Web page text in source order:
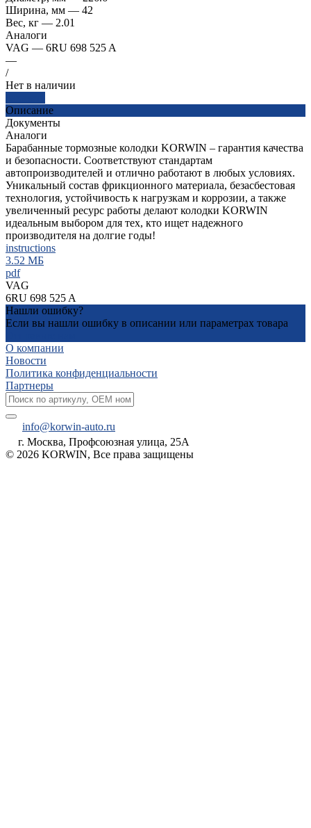
Ширина, мм — 42
Вес, кг — 2.01
Аналоги
VAG — 6RU 698 525 A
—
/
Нет в наличии
Описание
Документы
Аналоги
Барабанные тормозные колодки KORWIN – гарантия качества
и безопасности. Соответствуют стандартам
автопроизводителей и отлично работают в любых условиях.
Уникальный состав фрикционного материала, безасбестовая
технология, устойчивость к нагрузкам и коррозии, а также
увеличенный ресурс работы делают колодки KORWIN
идеальным выбором для тех, кто ищет надежного
производителя на долгие годы!
instructions
3.52 МБ
pdf
VAG
6RU 698 525 A
Нашли ошибку?
Если вы нашли ошибку в описании или параметрах товара
О компании
Новости
Политика конфиденциальности
Партнеры
info@korwin-auto.ru
г. Москва, Профсоюзная улица, 25А
© 2026 KORWIN, Все права защищены